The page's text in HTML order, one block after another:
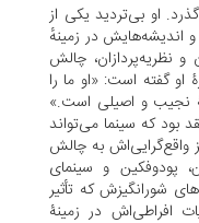
او بی‌تردید یکی از
و اندیشه‌هایش در زمینهٔ
و نظریه‌پردازان، چالش
او گفته است: «او ما را
نجیب و اصیلی است.»
بود که سینما می‌تواند
واقع‌گرایی‌اش به چالش
پودوفکین و سینمای
شورانگیزش که تأثیر
افراطی‌اش در زمینۀ